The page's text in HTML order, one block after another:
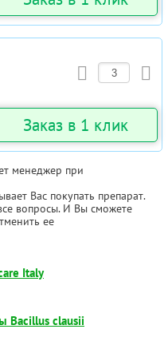
Заказ в 1 клик
менеджер при
Вас покупать препарат.
вопросы. И Вы сможете
ее
Italy
Bacillus clausii